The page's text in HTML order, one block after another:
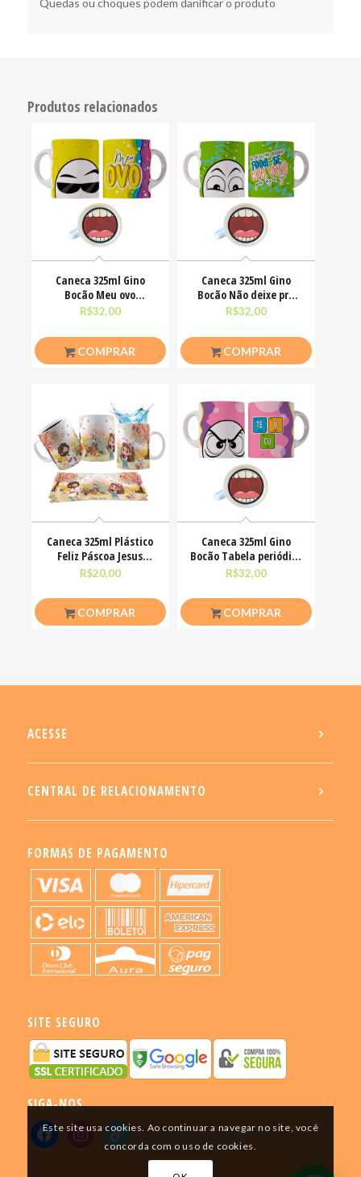
Produtos relacionados
Caneca 325ml Gino
Bocão Meu ovo
Engraçadas Meme
R$32,00
COMPRAR
Caneca 325ml Gino
Bocão Não deixe pra
amanhã o foda-se que
R$32,00
COMPRAR
Caneca 325ml Plástico
Feliz Páscoa Jesus
Cristo Coelhinhos
R$20,00
COMPRAR
Caneca 325ml Gino
Bocão Tabela periódica
Teu Cu Engraçadas
R$32,00
COMPRAR
ACESSE
CENTRAL DE RELACIONAMENTO
FORMAS DE PAGAMENTO
SITE SEGURO
SIGA-NOS
Este site usa cookies. Ao continuar a navegar no site, você
concorda com o uso de cookies.